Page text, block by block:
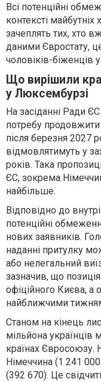
Всі потенційні
контексті
зачеплять тих, хто
даними Євростату,
чоловіків-біженців
Що вирішили
у Люксембурзі
На засіданні Ради
потребу продовжити
після березня 2027
відмовлятимуть у
років. Така
ЄС, зокрема
найбільше.
Відповідно до
потенційні
нових заявників.
наданні притулку
або нелегальний
зазначив, що
офіційного Києва, а
найближчими
Станом на кінець
мільйона українців
країнах Євросоюзу.
Німеччина (1 241
(392 670). Це